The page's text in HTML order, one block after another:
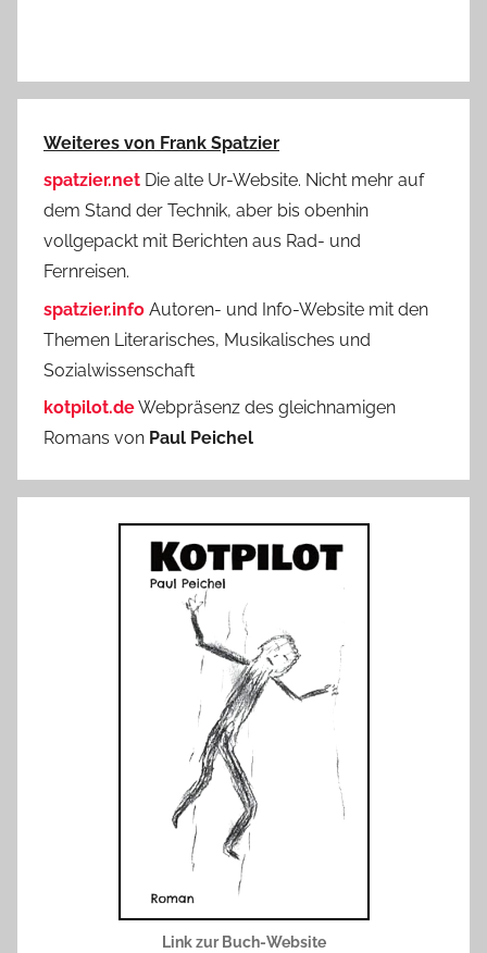
Weiteres von Frank Spatzier
spatzier.net Die alte Ur-Website. Nicht mehr auf
dem Stand der Technik, aber bis obenhin
vollgepackt mit Berichten aus Rad- und
Fernreisen.
spatzier.info Autoren- und Info-Website mit den
Themen Literarisches, Musikalisches und
Sozialwissenschaft
kotpilot.deWebpräsenz des gleichnamigen
Romans von Paul Peichel
Link zur Buch-Website